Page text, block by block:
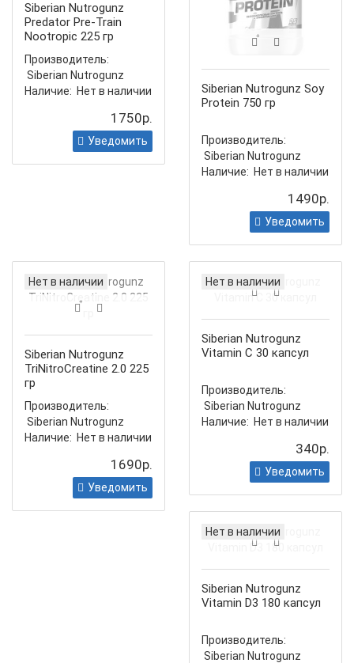
Siberian Nutrogunz
Predator Pre-Train
Nootropic 225 гр
Производитель:
Siberian Nutrogunz
Наличие: Нет в наличии
1750р.
Уведомить
Siberian Nutrogunz Soy
Protein 750 гр
Производитель:
Siberian Nutrogunz
Наличие: Нет в наличии
1490р.
Уведомить
Нет в наличии
Siberian Nutrogunz
TriNitroCreatine 2.0 225
гр
Производитель:
Siberian Nutrogunz
Наличие: Нет в наличии
1690р.
Уведомить
Нет в наличии
Siberian Nutrogunz
Vitamin C 30 капсул
Производитель:
Siberian Nutrogunz
Наличие: Нет в наличии
340р.
Уведомить
Нет в наличии
Siberian Nutrogunz
Vitamin D3 180 капсул
Производитель:
Siberian Nutrogunz